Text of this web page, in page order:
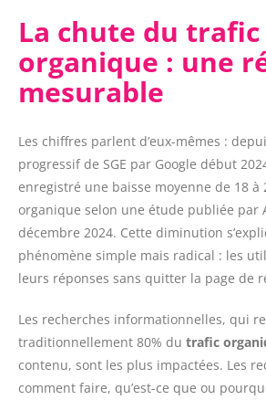
La chute du trafic
organique : une
mesurable
Les chiffres parlent d’eux-mêmes :
progressif de SGE par Google début
enregistré une baisse moyenne de 18 à
organique selon une étude publiée par
décembre 2024. Cette diminution
phénomène simple mais radical : les
leurs réponses sans quitter la page de
Les recherches informationnelles, qui
traditionnellement 80% du trafic
contenu, sont les plus impactées. Les
comment faire, qu’est-ce que ou